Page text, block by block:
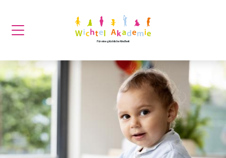
Für eine glückliche Kindheit